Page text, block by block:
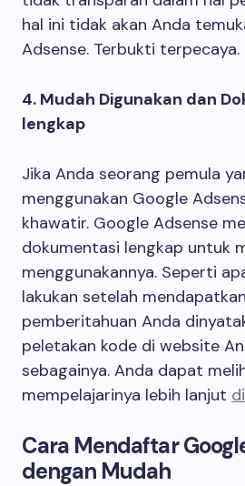
hal ini tidak akan Anda
Adsense. Terbukti terpecaya.
4. Mudah Digunakan dan
lengkap
Jika Anda seorang pemula
menggunakan Google
khawatir. Google Adsense
dokumentasi lengkap untuk
menggunakannya. Seperti
lakukan setelah
pemberitahuan Anda
peletakan kode di website
sebagainya. Anda dapat
mempelajarinya lebih lanjut
Cara Mendaftar
dengan Mudah